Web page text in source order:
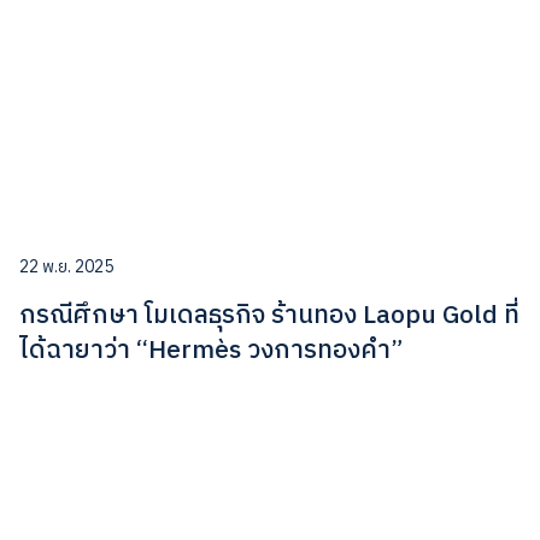
22 พ.ย. 2025
กรณีศึกษา โมเดลธุรกิจ ร้านทอง Laopu Gold ที่
ได้ฉายาว่า “Hermès วงการทองคำ”